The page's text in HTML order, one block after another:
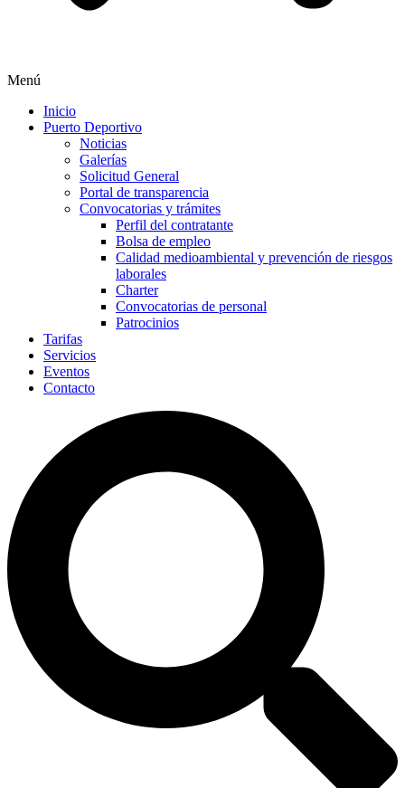
Menú
Inicio
Puerto Deportivo
Noticias
Galerías
Solicitud General
Portal de transparencia
Convocatorias y trámites
Perfil del contratante
Bolsa de empleo
Calidad medioambiental y prevención de riesgos
laborales
Charter
Convocatorias de personal
Patrocinios
Tarifas
Servicios
Eventos
Contacto